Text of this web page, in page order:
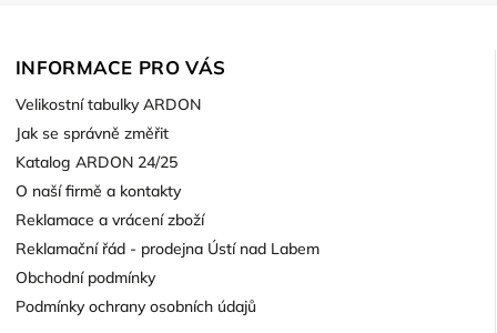
INFORMACE PRO VÁS
Velikostní tabulky ARDON
Jak se správně změřit
Katalog ARDON 24/25
O naší firmě a kontakty
Reklamace a vrácení zboží
Reklamační řád - prodejna Ústí nad Labem
Obchodní podmínky
Podmínky ochrany osobních údajů